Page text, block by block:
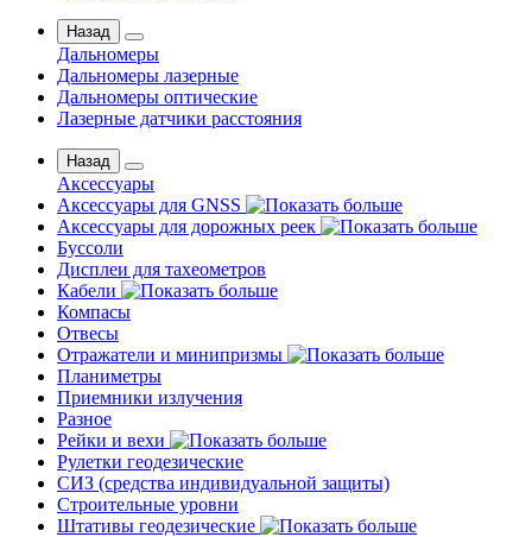
Назад
Дальномеры
Дальномеры лазерные
Дальномеры оптические
Лазерные датчики расстояния
Назад
Аксессуары
Аксессуары для GNSS
Аксессуары для дорожных реек
Буссоли
Дисплеи для тахеометров
Кабели
Компасы
Отвесы
Отражатели и минипризмы
Планиметры
Приемники излучения
Разное
Рейки и вехи
Рулетки геодезические
СИЗ (средства индивидуальной защиты)
Строительные уровни
Штативы геодезические